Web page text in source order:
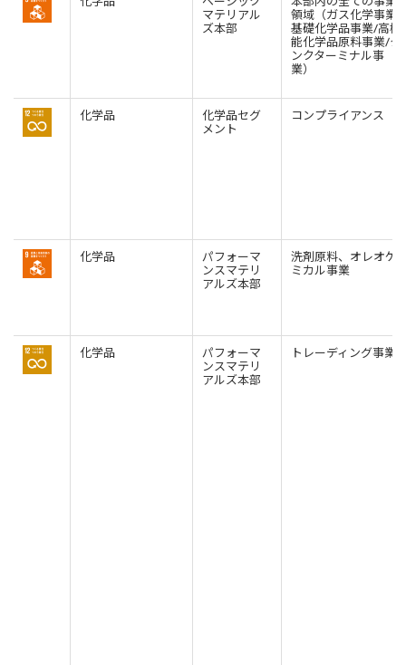
マテリアル
ズ本部
領域（ガス化学事業/
基礎化学品事業/高機
能化学品原料事業/タ
ンクターミナル事
業）
化学品 化学品セグ
メント
コンプライアンス
化学品 パフォーマ
ンスマテリ
アルズ本部
洗剤原料、オレオケ
ミカル事業
化学品 パフォーマ
ンスマテリ
アルズ本部
トレーディング事業